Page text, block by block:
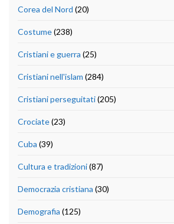
Corea del Nord (20)
Costume(238)
Cristiani e guerra (25)
Cristiani nell'islam (284)
Cristiani perseguitati(205)
Crociate(23)
Cuba (39)
Cultura e tradizioni(87)
Democrazia cristiana (30)
Demografia (125)